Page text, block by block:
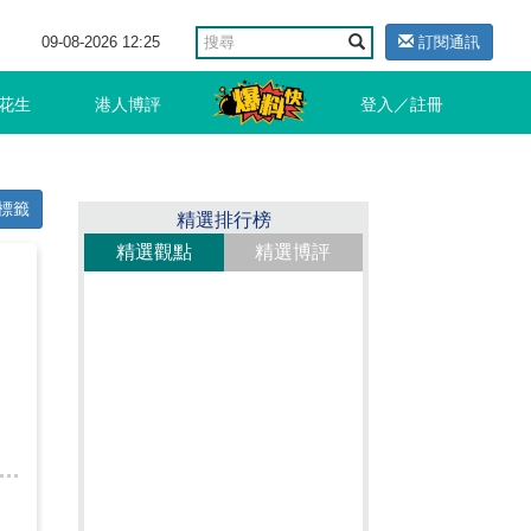
09-08-2026 12:25 訂閱通訊
生 港人博評 登入／註冊
籤
精選排行榜
精選觀點
精選博評